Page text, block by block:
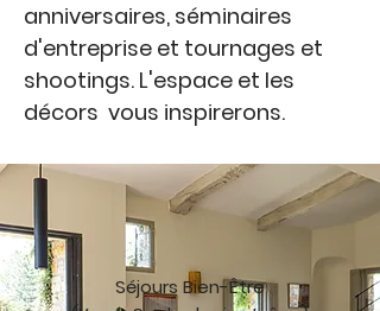
anniversaires, séminaires
d'entreprise et tournages et
shootings. L'espace et les
décors vous inspirerons.
Séjours Bien-Être